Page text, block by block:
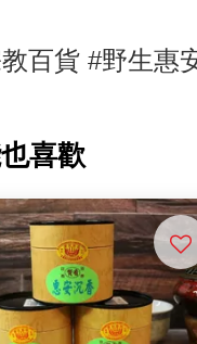
百貨 #野生惠
喜歡